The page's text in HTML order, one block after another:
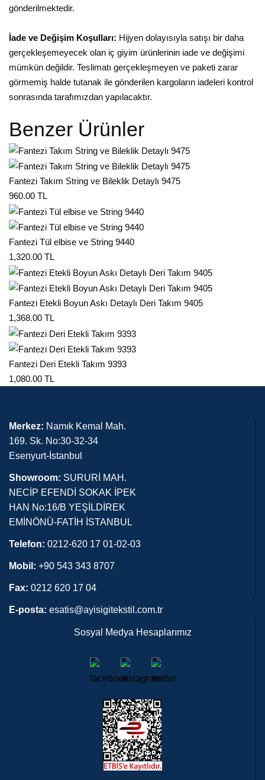
gönderilmektedir.
İade ve Değişim Koşulları: Hijyen dolayısıyla satışı bir daha
gerçekleşemeyecek olan iç giyim ürünlerinin iade ve değişimi
mümkün değildir. Teslimatı gerçekleşmeyen ve paketi zarar
görmemiş halde tutanak ile gönderilen kargoların iadeleri kontrol
sonrasında tarafımızdan yapılacaktır.
Benzer Ürünler
Fantezi Takım String ve Bileklik Detaylı 9475
960.00 TL
Fantezi Tül elbise ve String 9440
1,320.00 TL
Fantezi Etekli Boyun Askı Detaylı Deri Takım 9405
1,368.00 TL
Fantezi Deri Etekli Takım 9393
1,080.00 TL
Merkez: Namık Kemal Mah.
169. Sk. No:30-32-34
Esenyurt-İstanbul
Showroom: SURURİ MAH.
NECİP EFENDİ SOKAK İPEK
HAN No:16/B YEŞİLDİREK
EMİNÖNÜ-FATİH İSTANBUL
Telefon: 0212-620 17 01-02-03
Mobil: +90 543 343 8707
Fax: 0212 620 17 04
E-posta: esatis@ayisigitekstil.com.tr
Sosyal Medya Hesaplarımız